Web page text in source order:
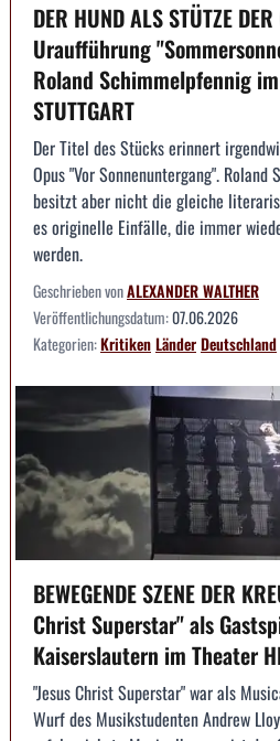
DER HUND ALS STÜTZE
Uraufführung
Roland Schimmelpfennig
STUTTGART
Der Titel des Stücks erinnert
Opus "Vor Sonnenuntergang".
besitzt aber nicht die gleiche
es originelle Einfälle, die immer
werden.
Geschrieben vonALEXANDER WALTHER
Veröffentlichungsdatum:07.06.2026
Kategorien:KritikenLänderDeutschland
BEWEGENDE SZENE DER
Christ Superstar" als
Kaiserslautern im Theater
"Jesus Christ Superstar" war als
Wurf des Musikstudenten Andrew